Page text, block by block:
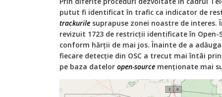
putut fi identificat în trafic ca indicator de
trackurile suprapuse zonei noastre de
revizuit 1723 de restricții identificate în
conform hărții de mai jos. Înainte de a
fiecare detecție din OSC a trecut mai întâi
pe baza datelor open-source menționate mai